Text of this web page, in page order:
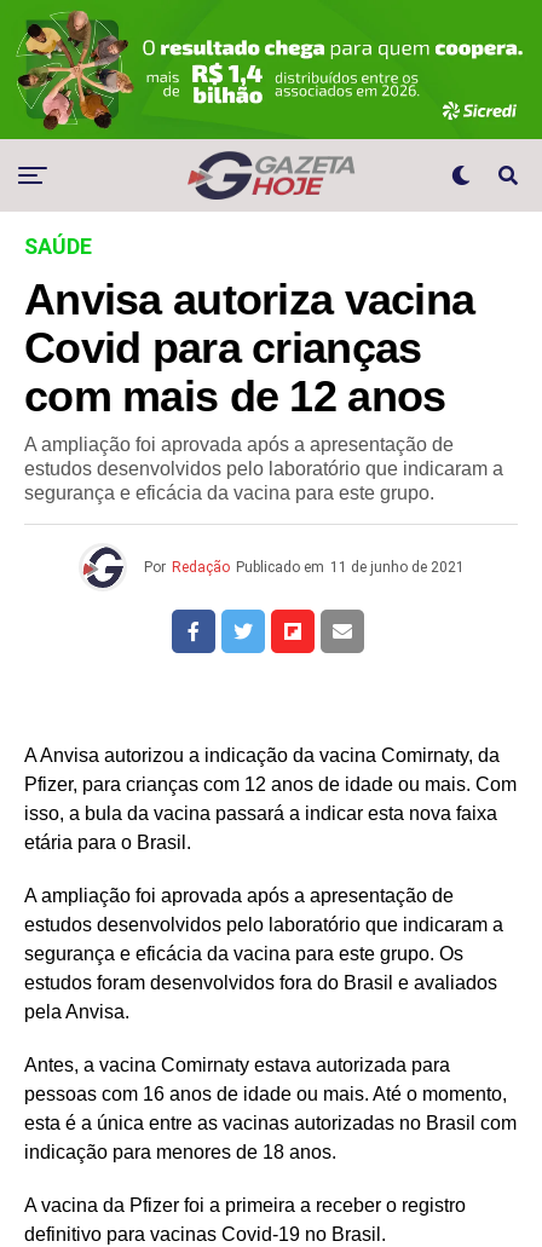
SAÚDE
Anvisa autoriza vacina
Covid para crianças
com mais de 12 anos
A ampliação foi aprovada após a apresentação de
estudos desenvolvidos pelo laboratório que indicaram a
segurança e eficácia da vacina para este grupo.
Por Redação Publicado em 11 de junho de 2021
A Anvisa autorizou a indicação da vacina Comirnaty, da
Pfizer, para crianças com 12 anos de idade ou mais. Com
isso, a bula da vacina passará a indicar esta nova faixa
etária para o Brasil.
A ampliação foi aprovada após a apresentação de
estudos desenvolvidos pelo laboratório que indicaram a
segurança e eficácia da vacina para este grupo. Os
estudos foram desenvolvidos fora do Brasil e avaliados
pela Anvisa.
Antes, a vacina Comirnaty estava autorizada para
pessoas com 16 anos de idade ou mais. Até o momento,
esta é a única entre as vacinas autorizadas no Brasil com
indicação para menores de 18 anos.
A vacina da Pfizer foi a primeira a receber o registro
definitivo para vacinas Covid-19 no Brasil.